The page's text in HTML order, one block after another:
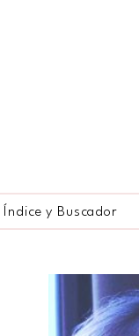
Índice y Buscador